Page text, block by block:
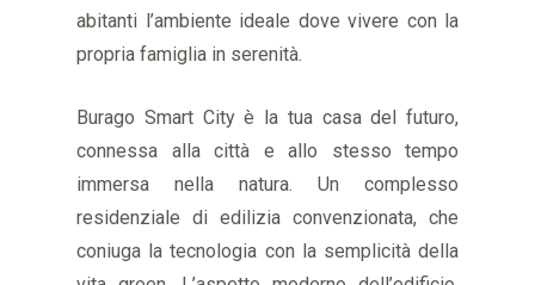
abitanti l’ambiente ideale dove vivere con la
propria famiglia in serenità.
Burago Smart City è la tua casa del futuro,
connessa alla città e allo stesso tempo
immersa nella natura. Un complesso
residenziale di edilizia convenzionata, che
coniuga la tecnologia con la semplicità della
HOME
PROGETTO
APPARTAMENTI